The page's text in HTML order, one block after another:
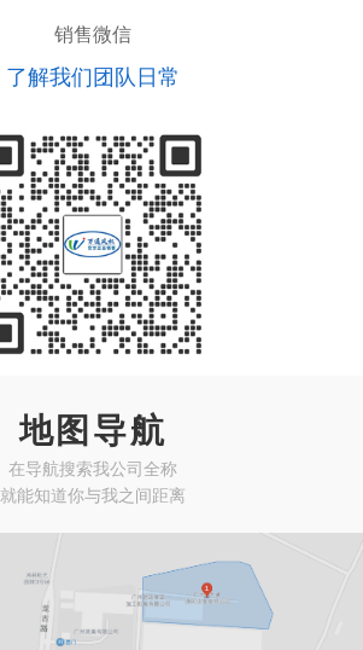
销售微信
了解我们团队日常
地图导航
在导航搜索我公司全称
就能知道你与我之间距离